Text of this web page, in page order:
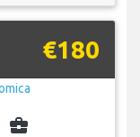
€180
business_center